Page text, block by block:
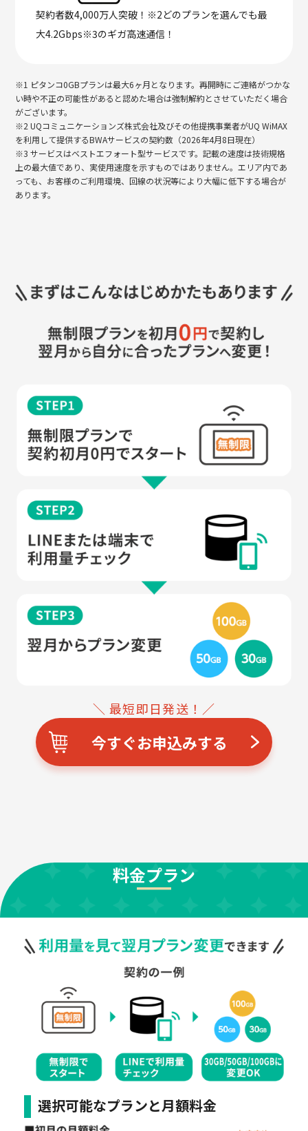
契約者数4,000万人突破！※2どのプランを選んでも最
大4.2Gbps※3のギガ高速通信！
※1 ピタンコ0GBプランは最大6ヶ月となります。再開時にご連絡がつかな
い時や不正の可能性があると認めた場合は強制解約とさせていただく場合
がございます。
※2 UQコミュニケーションズ株式会社及びその他提携事業者がUQ WiMAX
を利用して提供するBWAサービスの契約数（2026年4月8日現在）
※3 サービスはベストエフォート型サービスです。記載の速度は技術規格
上の最大値であり、実使用速度を示すものではありません。エリア内であ
っても、お客様のご利用環境、回線の状況等により大幅に低下する場合が
あります。
＼ 最短即日発送！／
今すぐお申込みする
料金プラン
選択可能なプランと月額料金